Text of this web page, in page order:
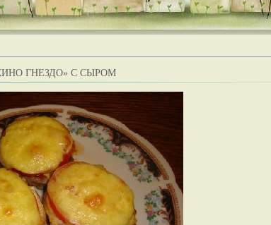
ГНЕЗДО» С СЫРОМ